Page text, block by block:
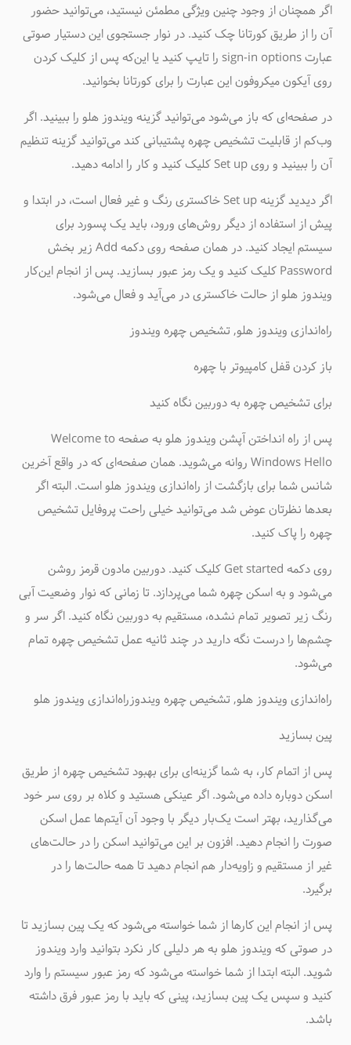
اگر همچنان از وجود چنین ویژگی مطمئن نیستید، می‌توانید حضور
آن را از طریق کورتانا چک کنید. در نوار جستجوی این دستیار صوتی
عبارت sign-in options را تایپ کنید یا این‌که پس از کلیک کردن
روی آیکون میکروفون این عبارت را برای کورتانا بخوانید.
در صفحه‌ای که باز می‌شود می‌توانید گزینه ویندوز هلو را ببینید. اگر
وب‌کم از قابلیت تشخیص چهره پشتیبانی کند می‌توانید گزینه تنظیم
آن را ببینید و روی Set up کلیک کنید و کار را ادامه دهید.
اگر دیدید گزینه Set up خاکستری رنگ و غیر فعال است، در ابتدا و
پیش از استفاده از دیگر روش‌های ورود، باید یک پسورد برای
سیستم ایجاد کنید. در همان صفحه روی دکمه Add زیر بخش
Password کلیک کنید و یک رمز عبور بسازید. پس از انجام این‌کار
ویندوز هلو از حالت خاکستری در می‌آید و فعال می‌شود.
راه‌اندازی ویندوز هلو, تشخیص چهره ویندوز
باز کردن قفل کامپیوتر با چهره
برای تشخیص چهره به دوربین نگاه کنید
پس از راه انداختن آپشن ویندوز هلو به صفحه Welcome to
Windows Hello روانه می‌شوید. همان صفحه‌ای که در واقع آخرین
شانس شما برای بازگشت از راه‌اندازی ویندوز هلو است. البته اگر
بعدها نظرتان عوض شد می‌توانید خیلی راحت پروفایل تشخیص
چهره را پاک کنید.
روی دکمه Get started کلیک کنید. دوربین مادون قرمز روشن
می‌شود و به اسکن چهره شما می‌پردازد. تا زمانی که نوار وضعیت آبی
رنگ زیر تصویر تمام نشده، مستقیم به دوربین نگاه کنید. اگر سر و
چشم‌ها را درست نگه دارید در چند ثانیه عمل تشخیص چهره تمام
می‌شود.
راه‌اندازی ویندوز هلو, تشخیص چهره ویندوزراه‌اندازی ویندوز هلو
پین بسازید
پس از اتمام کار، به شما گزینه‌ای برای بهبود تشخیص چهره از طریق
اسکن دوباره داده می‌شود. اگر عینکی هستید و کلاه بر روی سر خود
می‌گذارید، بهتر است یک‌بار دیگر با وجود آن آیتم‌ها عمل اسکن
صورت را انجام دهید. افزون‌ بر این می‌توانید اسکن را در حالت‌های
غیر از مستقیم و زاویه‌دار هم انجام دهید تا همه حالت‌ها را در
برگیرد.
پس از انجام این کارها از شما خواسته می‌شود که یک پین بسازید تا
در صوتی که ویندوز هلو به هر دلیلی کار نکرد بتوانید وارد ویندوز
شوید. البته ابتدا از شما خواسته می‌شود که رمز عبور سیستم را وارد
کنید و سپس یک پین بسازید، پینی که باید با رمز عبور فرق داشته
باشد.